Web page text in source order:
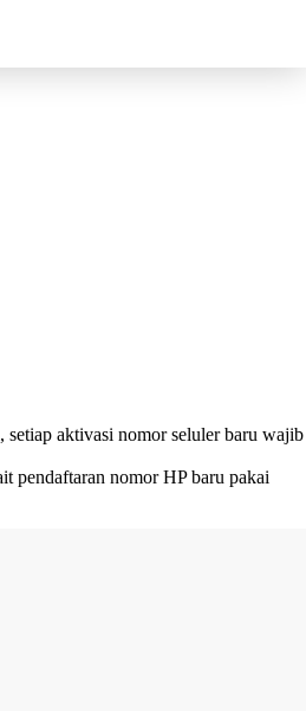
aktivasi nomor seluler baru wajib
pendaftaran nomor HP baru pakai